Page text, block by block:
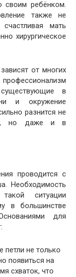
своим ребёнком.
также не
мать
хирургическое
от многих
в
и окружение
разнится не
но даже и в
проводится с
Необходимость
ситуации
в большинстве
для
не только
появиться на
схваток, что